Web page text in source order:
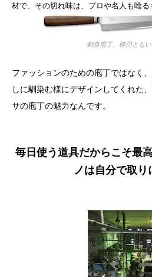
材で、その切れ味は、プロや名人も唸る
刺身庖丁。柳刃ともい
ファッションのための庖丁ではなく
しに馴染む様にデザインしてくれた
サの庖丁の魅力なんです。
毎日使う道具だからこそ最
ノは自分で取り